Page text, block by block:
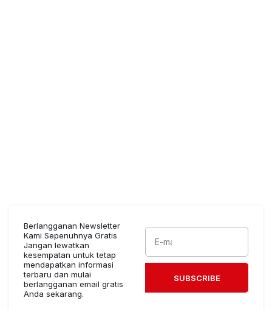
Berlangganan Newsletter
Kami Sepenuhnya Gratis
Jangan lewatkan
kesempatan untuk tetap
mendapatkan informasi
terbaru dan mulai
berlangganan email gratis
Anda sekarang.
SUBSCRIBE